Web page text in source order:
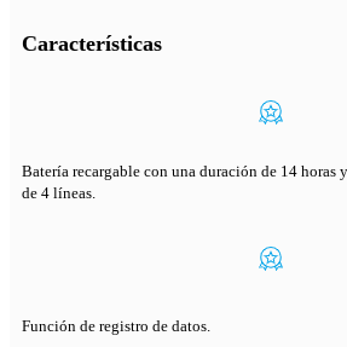
Características
Batería recargable con una duración de 14
de 4 líneas.
Función de registro de datos.